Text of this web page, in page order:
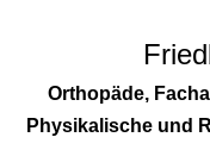
Orthopäde,
Physikalische und